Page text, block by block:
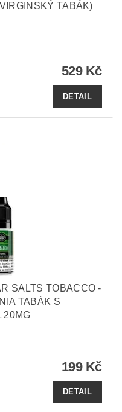
TABÁK)
529 Kč
DETAIL
SALTS TOBACCO -
TABÁK S
20MG
199 Kč
DETAIL